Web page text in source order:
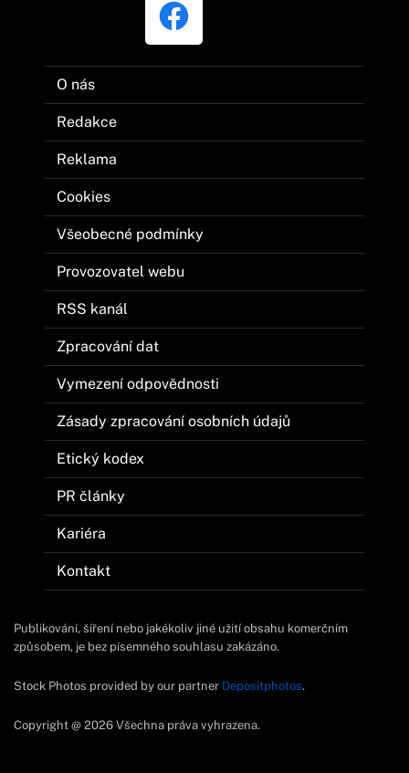
O nás
Redakce
Reklama
Cookies
Všeobecné podmínky
Provozovatel webu
RSS kanál
Zpracování dat
Vymezení odpovědnosti
Zásady zpracování osobních údajů
Etický kodex
PR články
Kariéra
Kontakt
Publikování, šíření nebo jakékoliv jiné užití obsahu komerčním
způsobem, je bez písemného souhlasu zakázáno.
Stock Photos provided by our partner Depositphotos.
Copyright @ 2026 Všechna práva vyhrazena.